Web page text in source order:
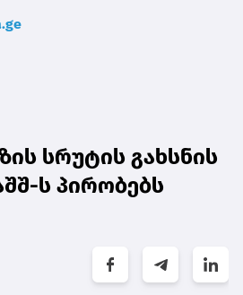
სრუტის გახსნის
ს პირობებს